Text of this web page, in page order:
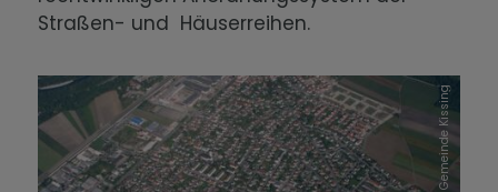
Straßen- und Häuserreihen.
Gemeinde Kissing